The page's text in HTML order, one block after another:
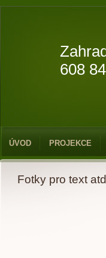
608
ÚVOD PROJEKCE
Fotky pro text atd